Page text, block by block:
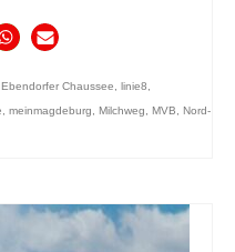
Ebendorfer Chaussee, linie8,
, meinmagdeburg, Milchweg, MVB, Nord-